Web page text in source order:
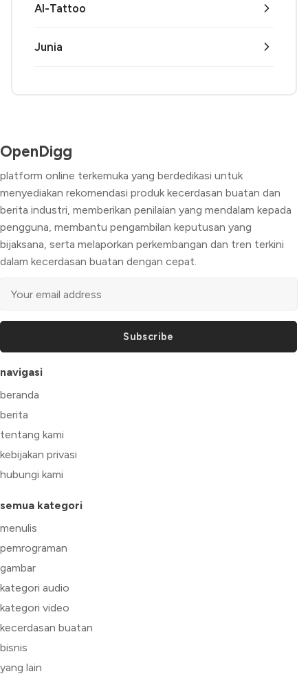
AI-Tattoo
Junia
OpenDigg
platform online terkemuka yang berdedikasi untuk
menyediakan rekomendasi produk kecerdasan buatan dan
berita industri, memberikan penilaian yang mendalam kepada
pengguna, membantu pengambilan keputusan yang
bijaksana, serta melaporkan perkembangan dan tren terkini
dalam kecerdasan buatan dengan cepat.
Subscribe
navigasi
beranda
berita
tentang kami
kebijakan privasi
hubungi kami
semua kategori
menulis
pemrograman
gambar
kategori audio
kategori video
kecerdasan buatan
bisnis
yang lain